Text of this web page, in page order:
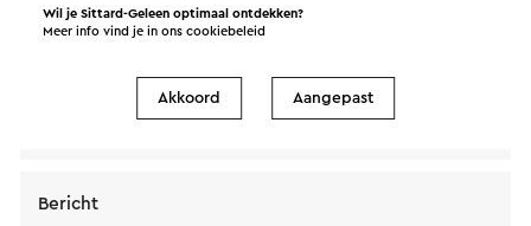
Bericht
Wil je Sittard-Geleen optimaal ontdekken?
Meer info vind je in onscookiebeleid
Akkoord Aangepast